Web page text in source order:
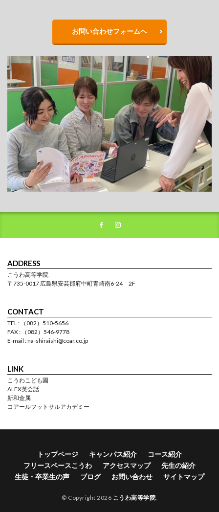
お問い合わせフォームへ
ADDRESS
こうわ高等学院
〒735-0017 広島県安芸郡府中町青崎南6-24 2F
CONTACT
TEL : （082）510-5656
FAX : （082）546-9778
E-mail : na-shiraishi@coar.co.jp
LINK
こうわこども園
ALEX英会話
新和金属
コアールフットサルアカデミー
トップページ キャンパス紹介
コース紹介
フリースペースこうわ
アクセスマップ
先生の紹介
生徒・卒業生の声
ブログ お問い合わせ サイトマップ
© Copyright 2026 こうわ高等学院.